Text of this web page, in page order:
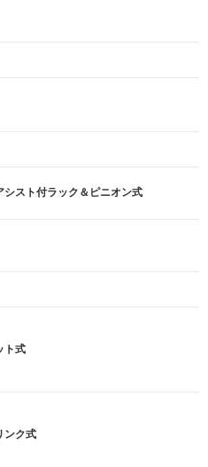
シスト付ラック＆ピニオン式
ト式
ンク式